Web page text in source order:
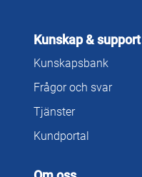
Kunskap & support
Kunskapsbank
Frågor och svar
Tjänster
Kundportal